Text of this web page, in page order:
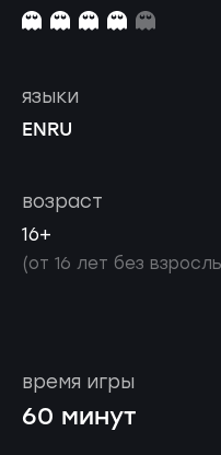
языки
ENRU
возраст
16+
(от 16 лет без
время игры
60 минут